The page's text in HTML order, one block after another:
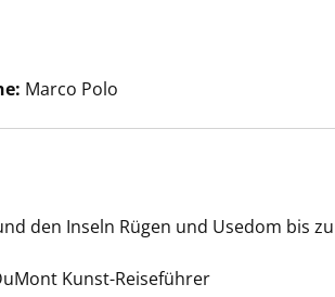
Marco Polo
den Inseln Rügen und Usedom bis
Kunst-Reiseführer